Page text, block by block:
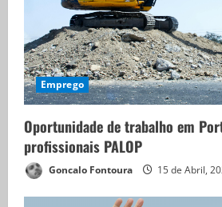
Emprego
Oportunidade de trabalho em
profissionais PALOP
Goncalo Fontoura 15 de Abril,